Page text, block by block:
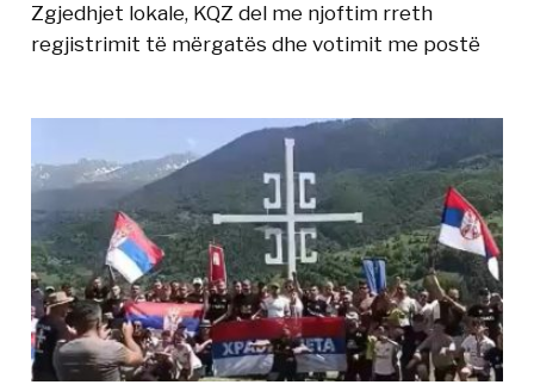
Zgjedhjet lokale, KQZ del me njoftim rreth
regjistrimit të mërgatës dhe votimit me postë